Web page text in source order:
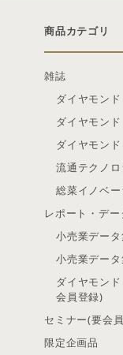
商品カテゴリ
雑誌
ダイヤモン
ダイヤモン
ダイヤモン
流通テクノ
総菜イノベー
レポート・デー
小売業デー
小売業デー
ダイヤモン
会員登録)
セミナー(要会
限定企画品